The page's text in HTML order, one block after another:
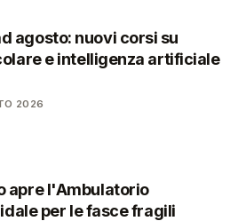
agosto: nuovi corsi su
e intelligenza artificiale
2026
apre l'Ambulatorio
per le fasce fragili